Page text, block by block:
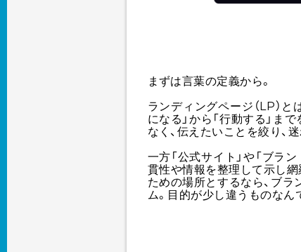
まずは言葉の定義から。
ランディングページ（LP）
になる」から「行動する」ま
なく、伝えたいことを絞り、
一方「公式サイト」や「ブラ
貫性や情報を整理して示し
ための場所とするなら、ブ
ム。目的が少し違うものなん